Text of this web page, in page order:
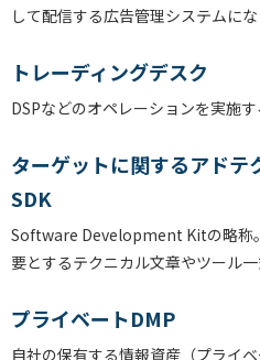
して配信する広告管理システムにな
トレーディングデスク
DSPなどのオペレーションを実施す
ターゲットに関するアドテ
SDK
Software Development Kitの略称
要とするテクニカル文章やツール一
プライベートDMP
自社の保有する情報資産（プライ